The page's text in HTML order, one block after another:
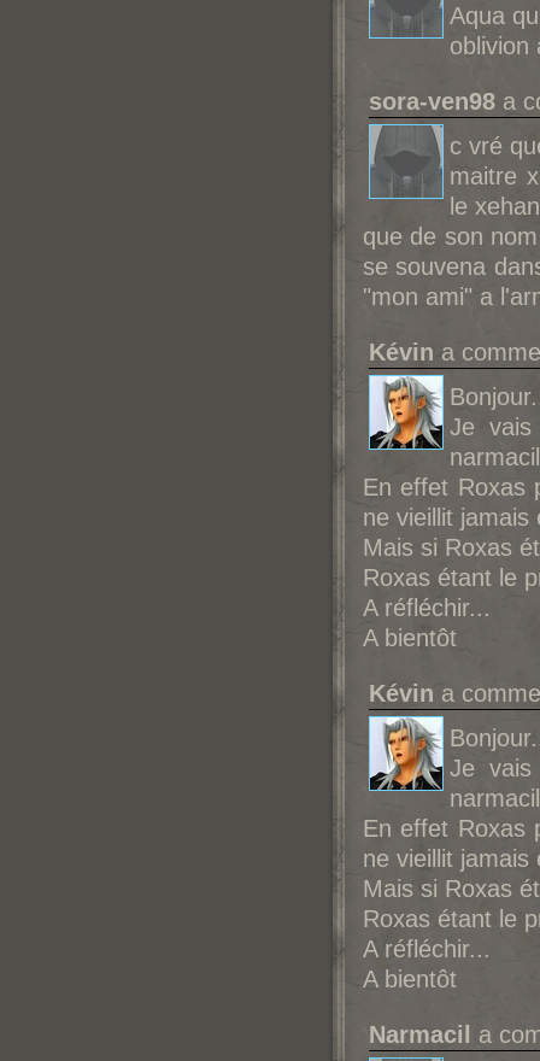
Aqua
oblivion
sora-ven98 a
c vré
maitre
le
que de son
se souvena
"mon ami" a
Kévin a
Je
narmacil
En effet Roxas
ne vieillit
Mais si Roxas
Roxas étant le
A réfléchir...
A bientôt
Kévin a
Je
narmacil
En effet Roxas
ne vieillit
Mais si Roxas
Roxas étant le
A réfléchir...
A bientôt
Narmacil a